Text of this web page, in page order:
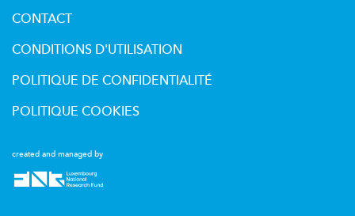
created and managed by
CONTACT
CONDITIONS D'UTILISATION
POLITIQUE DE CONFIDENTIALITÉ
POLITIQUE COOKIES